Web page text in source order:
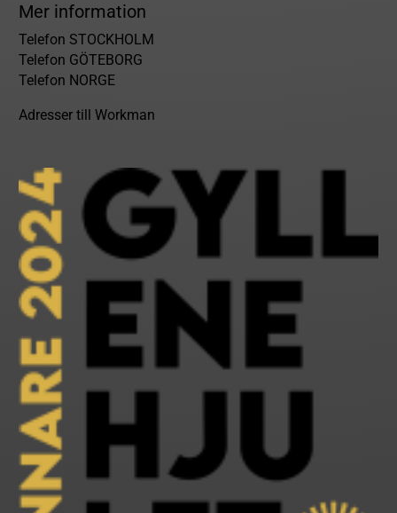
Mer information
Telefon STOCKHOLM
Telefon GÖTEBORG
Telefon NORGE
Adresser till Workman